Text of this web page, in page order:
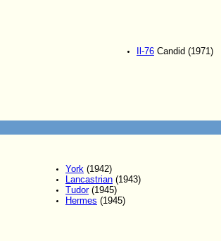
Il-76 Candid (1971)
York (1942)
Lancastrian (1943)
Tudor(1945)
Hermes (1945)